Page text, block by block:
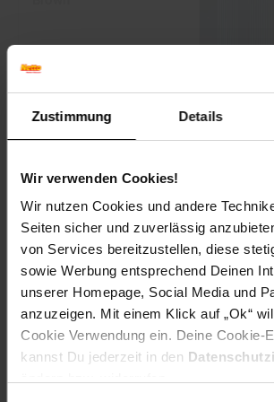
Zustimmung Details
Wir verwenden Cookies!
Wir nutzen Cookies und andere
Seiten sicher und zuverlässig
von Services bereitzustellen, diese
sowie Werbung entsprechend Deinen
unserer Homepage, Social Media und
anzuzeigen. Mit einem Klick auf „Ok“
Cookie Verwendung ein. Deine Cookie-
kannst Du jederzeit in den
79.99*nur 79,99€
Yenita® Radler Ribbed
Stark